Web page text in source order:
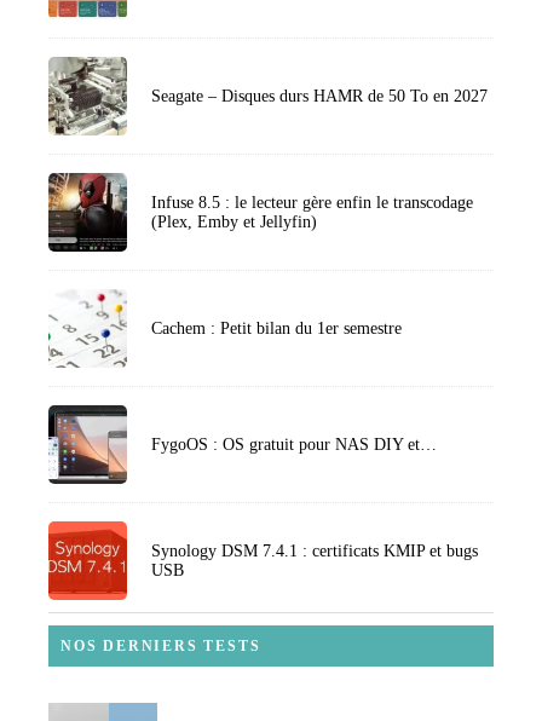
Seagate – Disques durs HAMR de 50 To en 2027
Infuse 8.5 : le lecteur gère enfin le transcodage
(Plex, Emby et Jellyfin)
Cachem : Petit bilan du 1er semestre
FygoOS : OS gratuit pour NAS DIY et…
Synology DSM 7.4.1 : certificats KMIP et bugs
USB
NOS DERNIERS TESTS